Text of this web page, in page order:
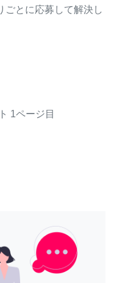
ごとに応募して解決し
1ページ目